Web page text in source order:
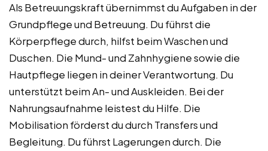
Als Betreuungskraft übernimmst du Aufgaben in der
Grundpflege und Betreuung. Du führst die
Körperpflege durch, hilfst beim Waschen und
Duschen. Die Mund- und Zahnhygiene sowie die
Hautpflege liegen in deiner Verantwortung. Du
unterstützt beim An- und Auskleiden. Bei der
Nahrungsaufnahme leistest du Hilfe. Die
Mobilisation förderst du durch Transfers und
Begleitung. Du führst Lagerungen durch. Die